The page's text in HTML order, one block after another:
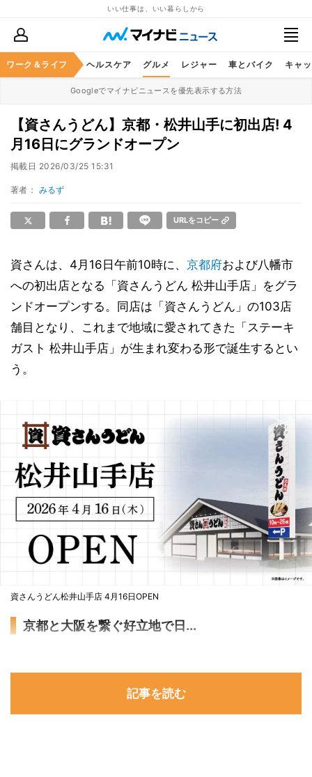
いい仕事は、いい暮らしから
ワーク＆ライフ
マネー 暮らし ヘルスケア グルメ レジャー 車とバイク キャ
Googleでマイナビニュースを優先表示する方法
【資さんうどん】京都・松井山手に初出店! 4
月16日にグランドオープン
掲載日 2026/03/25 15:31
著者： みるず
URLをコピー
資さんは、4月16日午前10時に、 京都府および八幡市
への初出店となる「資さんうどん 松井山手店」をグラ
ンドオープンする。同店は「資さんうどん」の103店
舗目となり、これまで地域に愛されてきた「ステーキ
ガスト 松井山手店」が生まれ変わる形で誕生するとい
う。
資さんうどん松井山手店 4月16日OPEN
京都と大阪を繋ぐ好立地で日...
記事を読む